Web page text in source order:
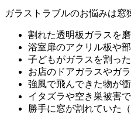
ガラストラブルのお悩みは窓
割れた透明板ガラスを
浴室扉のアクリル板や
子どもがガラスを割っ
お店のドアガラスやガ
強風で飛んできた物が
イタズラや空き巣被害
勝手に窓が割れていた